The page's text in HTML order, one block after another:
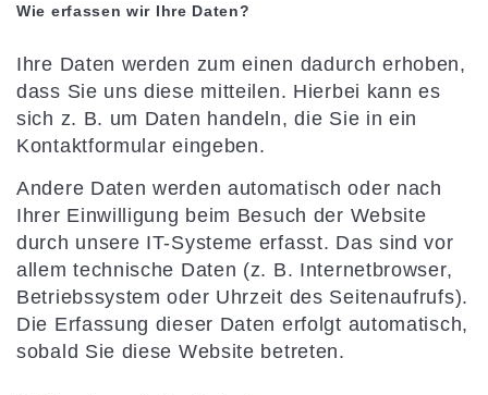
Wie erfassen wir Ihre Daten?
Ihre Daten werden zum einen dadurch erhoben,
dass Sie uns diese mitteilen. Hierbei kann es
sich z. B. um Daten handeln, die Sie in ein
Kontaktformular eingeben.
Andere Daten werden automatisch oder nach
Ihrer Einwilligung beim Besuch der Website
durch unsere IT-Systeme erfasst. Das sind vor
allem technische Daten (z. B. Internetbrowser,
Betriebssystem oder Uhrzeit des Seitenaufrufs).
Die Erfassung dieser Daten erfolgt automatisch,
sobald Sie diese Website betreten.